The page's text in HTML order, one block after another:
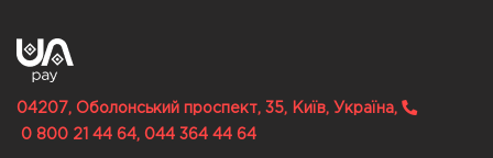
04207, Оболонський проспект, 35, Київ, Україна,
0 800 21 44 64, 044 364 44 64